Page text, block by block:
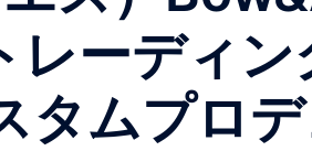
ーディ
タムプロ